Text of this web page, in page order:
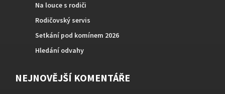
Na louce s rodiči
Rodičovský servis
Setkání pod komínem 2026
Hledání odvahy
NEJNOVĚJŠÍ KOMENTÁŘE